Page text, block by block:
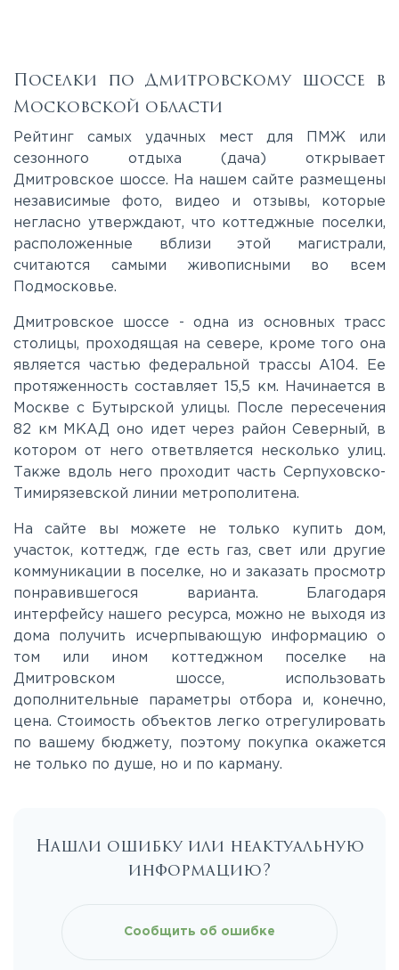
Киевское
Лихачевское
Минское
Новорижское
Носовихинское
Пятницкое
Рублево-Успенское
Поселки по Дмитровскому шоссе в
Московской области
Рейтинг самых удачных мест для ПМЖ или
сезонного отдыха (дача) открывает
Дмитровское шоссе. На нашем сайте размещены
независимые фото, видео и отзывы, которые
негласно утверждают, что коттеджные поселки,
расположенные вблизи этой магистрали,
считаются самыми живописными во всем
Подмосковье.
Дмитровское шоссе - одна из основных трасс
столицы, проходящая на севере, кроме того она
является частью федеральной трассы А104. Ее
протяженность составляет 15,5 км. Начинается в
Москве с Бутырской улицы. После пересечения
82 км МКАД оно идет через район Северный, в
котором от него ответвляется несколько улиц.
Также вдоль него проходит часть Серпуховско-
Тимирязевской линии метрополитена.
На сайте вы можете не только купить дом,
участок, коттедж, где есть газ, свет или другие
коммуникации в поселке, но и заказать просмотр
понравившегося варианта. Благодаря
интерфейсу нашего ресурса, можно не выходя из
дома получить исчерпывающую информацию о
том или ином коттеджном поселке на
Дмитровском шоссе, использовать
дополнительные параметры отбора и, конечно,
цена. Стоимость объектов легко отрегулировать
по вашему бюджету, поэтому покупка окажется
не только по душе, но и по карману.
Нашли ошибку или неактуальную
информацию?
Сообщить об ошибке